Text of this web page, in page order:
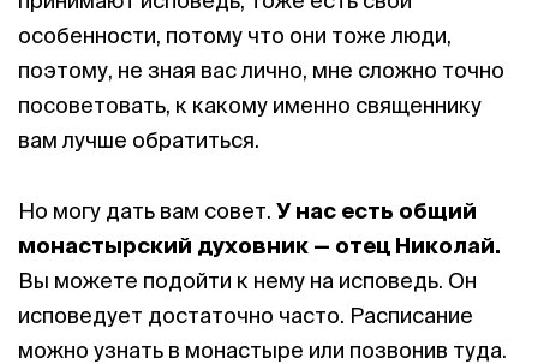
особенности, потому что они тоже люди,
поэтому, не зная вас лично, мне сложно точно
посоветовать, к какому именно священнику
вам лучше обратиться.
Но могу дать вам совет. У нас есть общий
монастырский духовник — отец Николай.
Вы можете подойти к нему на исповедь. Он
исповедует достаточно часто. Расписание
можно узнать в монастыре или позвонив туда.